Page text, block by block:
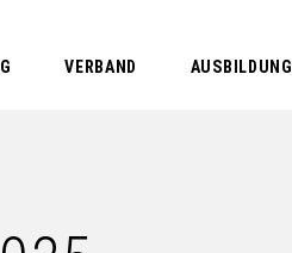
VERBAND AUSBILDUNG